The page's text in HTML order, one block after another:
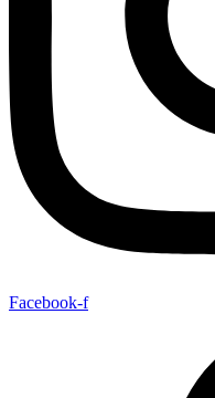
Facebook-f